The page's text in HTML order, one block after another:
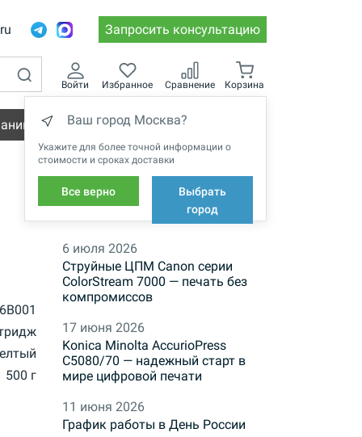
Запросить консультацию
Войти Избранное Сравнение Корзина
Ваш город Москва?
Укажите для более точной информации о
стоимости и сроках доставки
Все верно
Выбрать
город
Вакансии
500 г
НОВОСТИ
6 июля 2026
Струйные ЦПМ Canon серии
ColorStream 7000 — печать без
компромиссов
17 июня 2026
Konica Minolta AccurioPress
C5080/70 — надежный старт в
мире цифровой печати
11 июня 2026
График работы в День России